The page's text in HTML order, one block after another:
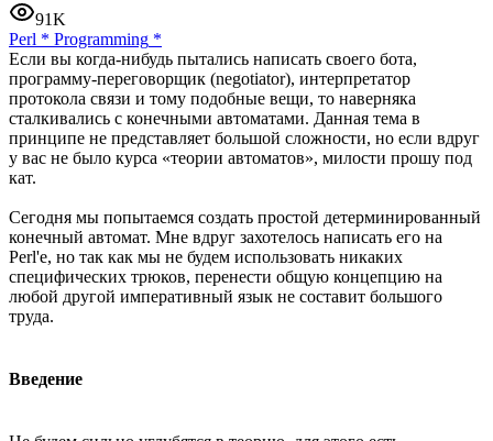
91K
Perl * Programming *
Если вы когда-нибудь пытались написать своего бота,
программу-переговорщик (negotiator), интерпретатор
протокола связи и тому подобные вещи, то наверняка
сталкивались с конечными автоматами. Данная тема в
принципе не представляет большой сложности, но если вдруг
у вас не было курса «теории автоматов», милости прошу под
кат.
Сегодня мы попытаемся создать простой детерминированный
конечный автомат. Мне вдруг захотелось написать его на
Perl'е, но так как мы не будем использовать никаких
специфических трюков, перенести общую концепцию на
любой другой императивный язык не составит большого
труда.
Введение